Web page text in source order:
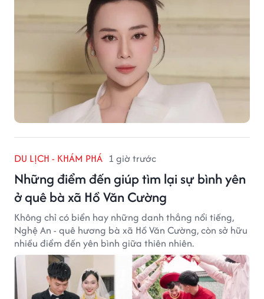
DU LỊCH - KHÁM PHÁ 1 giờ trước
Những điểm đến giúp tìm lại sự bình yên
ở quê bà xã Hồ Văn Cường
Không chỉ có biển hay những danh thắng nổi tiếng,
Nghệ An - quê hương bà xã Hồ Văn Cường, còn sở hữu
nhiều điểm đến yên bình giữa thiên nhiên.